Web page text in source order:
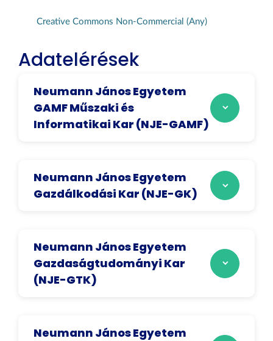
Creative Commons Non-Commercial (Any)
Adatelérések
Neumann János Egyetem
GAMF Műszaki és
Informatikai Kar (NJE-GAMF)
Neumann János Egyetem
Gazdálkodási Kar (NJE-GK)
Neumann János Egyetem
Gazdaságtudományi Kar
(NJE-GTK)
Neumann János Egyetem